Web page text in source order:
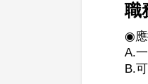
職
◉應
A.
B.